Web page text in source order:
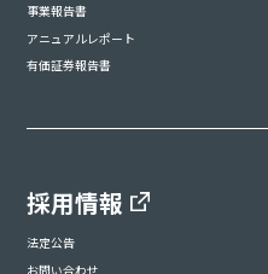
事業報告書
アニュアルレポート
有価証券報告書
採用情報
法定公告
お問い合わせ